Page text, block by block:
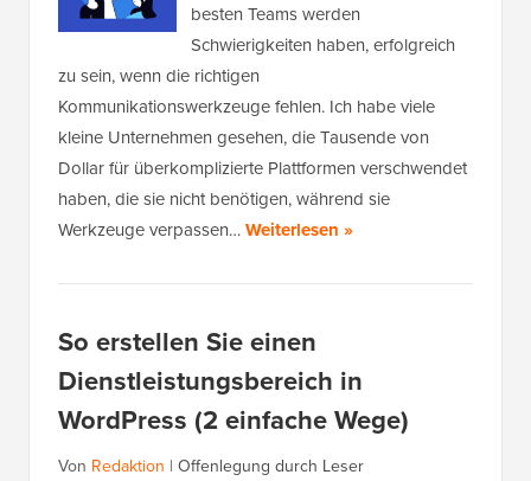
besten Teams werden
Schwierigkeiten haben, erfolgreich
zu sein, wenn die richtigen
Kommunikationswerkzeuge fehlen. Ich habe viele
kleine Unternehmen gesehen, die Tausende von
Dollar für überkomplizierte Plattformen verschwendet
haben, die sie nicht benötigen, während sie
Werkzeuge verpassen…Weiterlesen »
So erstellen Sie einen
Dienstleistungsbereich in
WordPress (2 einfache Wege)
Von Redaktion | Offenlegung durch Leser